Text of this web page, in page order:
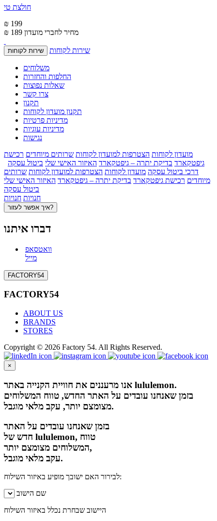
חולצת טי
₪ 199
₪ 189 מחיר לחברי מועדון
שירות לקוחות שירות לקוחות
משלוחים
החלפות והחזרות
שאלות נפוצות
צרו קשר
תקנון
תקנון מועדון לקוחות
מדיניות פרטיות
מדיניות עוגיות
נגישות
מועדון לקוחות הצטרפות למועדון לקוחות שרותים מיוחדים רכישת
גיפטקארד בדיקת יתרה – גיפטקארד האיזור האישי שלי ביטול עסקה
דרכי ביטול עסקה מועדון לקוחות הצטרפות למועדון לקוחות שרותים
מיוחדים רכישת גיפטקארד בדיקת יתרה – גיפטקארד האיזור האישי שלי
ביטול עסקה
חנויות חנויות
איך אפשר לעזור?
דברו איתנו
וואטסאפ
מייל
FACTORY54
FACTORY54
ABOUT US
BRANDS
STORES
Copyright © 2026 Factory 54. All Rights Reserved.
×
אנו מרעננים את חוויית הקנייה באתר lululemon.
בזמן שאנחנו עובדים על האתר החדש, טווח המשלוחים
מצומצם יותר, עקב מלאי מוגבל.
בזמן שאנחנו עובדים על האתר
חדש של lululemon, טווח
המשלוחים מצומצם יותר,
עקב מלאי מוגבל.
לבירור האם ישובך מופיע באיזור השילוח:
שם הישוב
היישוב שבחרת נכלל באיזור השילוח